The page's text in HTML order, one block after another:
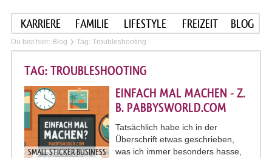
KARRIERE FAMILIE LIFESTYLE FREIZEIT BLOG
Du bist hier: Blog Tag: Troubleshooting
TAG: TROUBLESHOOTING
SMALL STICKER BUSINESS
EINFACH MAL MACHEN - Z.
B. PABBYSWORLD.COM
Tatsächlich habe ich in der
Überschrift etwas geschrieben,
was ich immer besonders hasse,